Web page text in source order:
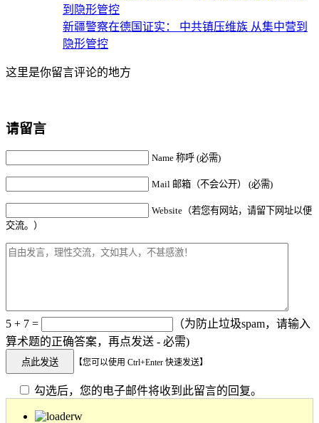
新疆警察在德国证实： 中共镇压维族 从集中营到
隐形管控
这里是你留言评论的地方
请留言
Name 称呼 (必需)
Mail 邮箱（不会公开） (必需)
Website（若您有网站，请留下网址以便
交流。）
5 + 7 =
（为防止垃圾spam，请输入
算术题的正确答案，再点发送 - 必需)
【您可以使用 Ctrl+Enter 快速发送】
勾选后，您的电子邮件将收到此留言的回复。